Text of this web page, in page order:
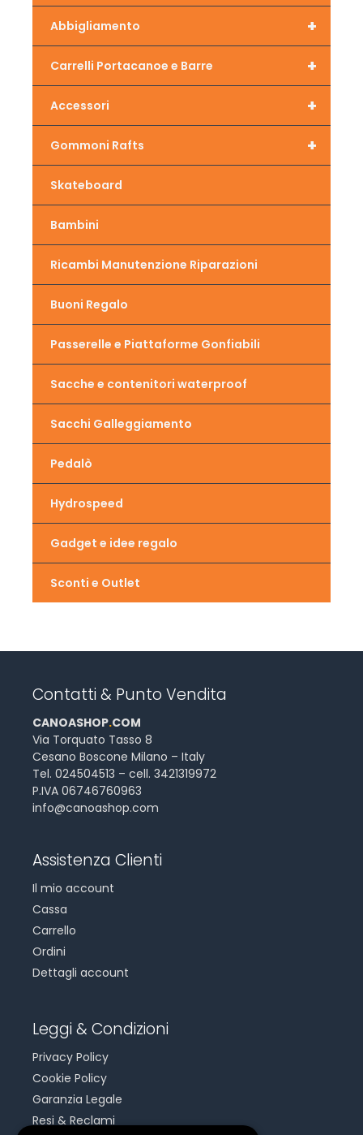
+
Abbigliamento
+
Carrelli Portacanoe e Barre
+
Accessori
+
Gommoni Rafts
Skateboard
Bambini
Ricambi Manutenzione Riparazioni
Buoni Regalo
Passerelle e Piattaforme Gonfiabili
Sacche e contenitori waterproof
Sacchi Galleggiamento
Pedalò
Hydrospeed
Gadget e idee regalo
Sconti e Outlet
Contatti & Punto Vendita
CANOASHOP.COM
Via Torquato Tasso 8
Cesano Boscone Milano – Italy
Tel. 024504513 – cell. 3421319972
P.IVA 06746760963
info@canoashop.com
Assistenza Clienti
Il mio account
Cassa
Carrello
Ordini
Dettagli account
Leggi & Condizioni
Privacy Policy
Cookie Policy
Garanzia Legale
Resi & Reclami